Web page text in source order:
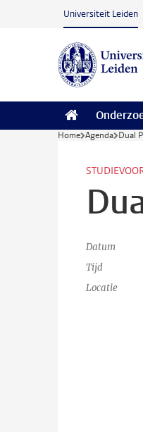
Ga naar hoofdinhoud
Universiteit Leiden
Home Agenda Dual
Datum
Tijd
Locatie